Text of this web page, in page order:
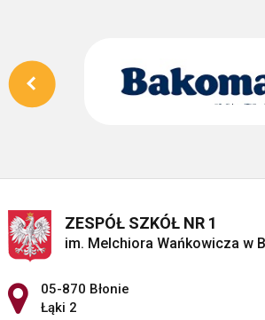
ZESPÓŁ SZKÓŁ NR 1
im. Melchiora Wańkowicza w
Adres pocztowy:
05-870 Błonie
Łąki 2